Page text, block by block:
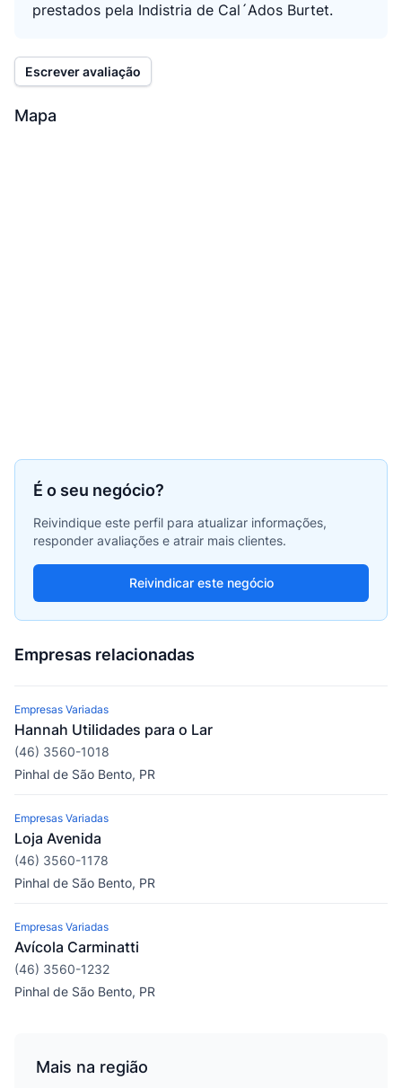
prestados pela Indistria de Cal´Ados Burtet.
Escrever avaliação
Mapa
É o seu negócio?
Reivindique este perfil para atualizar informações,
responder avaliações e atrair mais clientes.
Reivindicar este negócio
Empresas relacionadas
Empresas Variadas
Hannah Utilidades para o Lar
(46) 3560-1018
Pinhal de São Bento, PR
Empresas Variadas
Loja Avenida
(46) 3560-1178
Pinhal de São Bento, PR
Empresas Variadas
Avícola Carminatti
(46) 3560-1232
Pinhal de São Bento, PR
Mais na região